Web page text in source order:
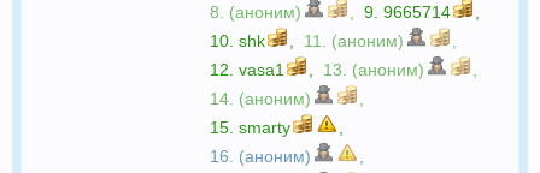
8. (аноним)
9. 9665714
10. shk 11. (аноним)
12. vasa1 13. (аноним)
14. (аноним)
15. smarty
16. (аноним)